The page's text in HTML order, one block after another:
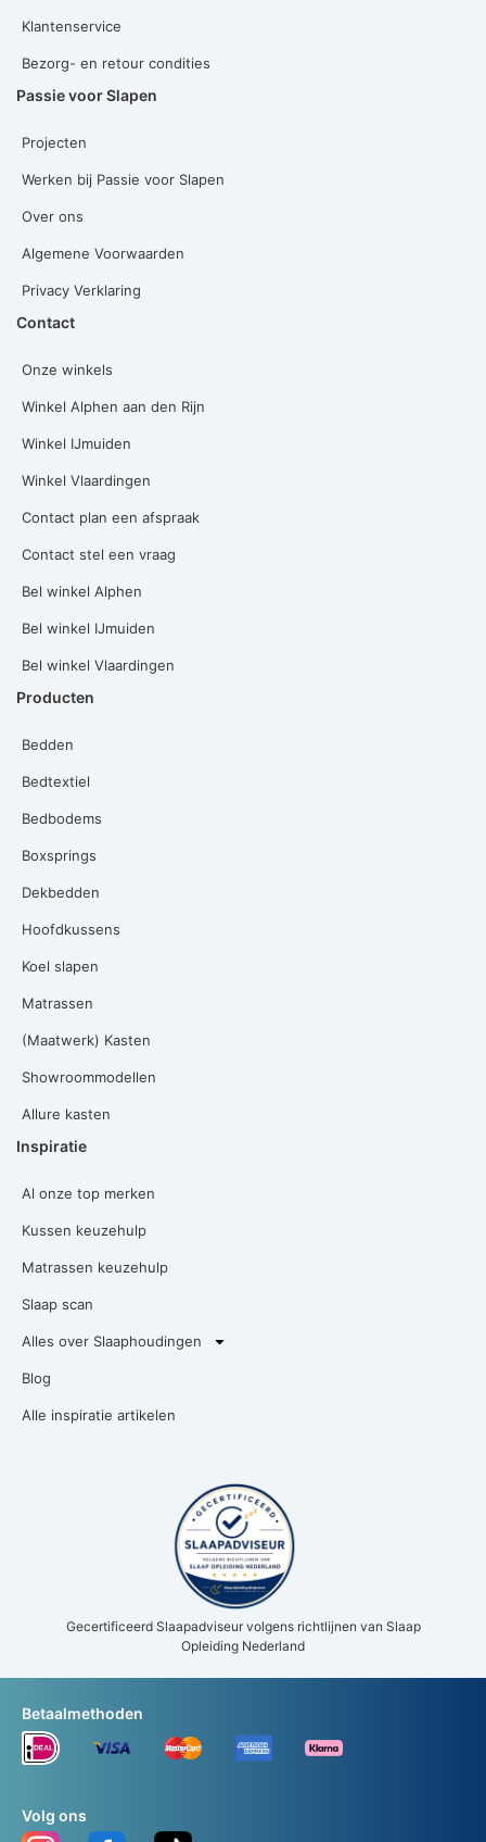
Klantenservice
Bezorg- en retour condities
Passie voor Slapen
Projecten
Werken bij Passie voor Slapen
Over ons
Algemene Voorwaarden
Privacy Verklaring
Contact
Onze winkels
Winkel Alphen aan den Rijn
Winkel IJmuiden
Winkel Vlaardingen
Contact plan een afspraak
Contact stel een vraag
Bel winkel Alphen
Bel winkel IJmuiden
Bel winkel Vlaardingen
Producten
Bedden
Bedtextiel
Bedbodems
Boxsprings
Dekbedden
Hoofdkussens
Koel slapen
Matrassen
(Maatwerk) Kasten
Showroommodellen
Allure kasten
Inspiratie
Al onze top merken
Kussen keuzehulp
Matrassen keuzehulp
Slaap scan
Alles over Slaaphoudingen
Blog
Alle inspiratie artikelen
Gecertificeerd Slaapadviseur volgens richtlijnen van Slaap
Opleiding Nederland
Volg ons
Betaalmethoden